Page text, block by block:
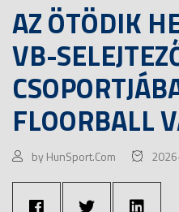
AZ ÖTÖDIK
VB-
FLOORBALL
by HunSport.Com